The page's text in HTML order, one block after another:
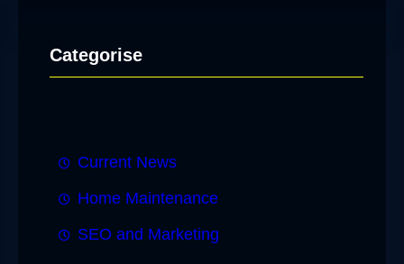
Categorise
Current News
Home Maintenance
SEO and Marketing